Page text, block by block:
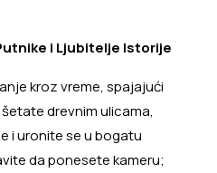
i Ljubitelje Istorije
kroz vreme, spajajući
drevnim ulicama,
i uronite se u bogatu
da ponesete kameru;